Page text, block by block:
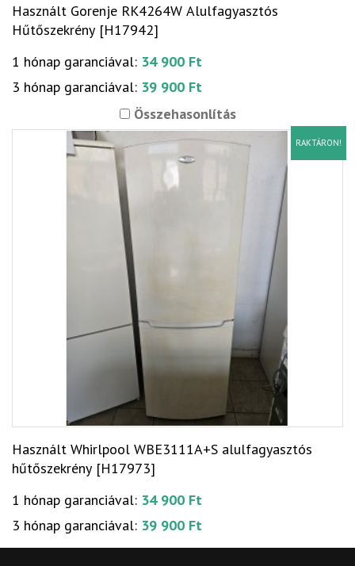
Használt Gorenje RK4264W Alulfagyasztós
Hűtőszekrény [H17942]
1 hónap garanciával: 34 900 Ft
3 hónap garanciával: 39 900 Ft
Összehasonlítás
RAKTÁRON!
Használt Whirlpool WBE3111A+S alulfagyasztós
hűtőszekrény [H17973]
1 hónap garanciával: 34 900 Ft
3 hónap garanciával: 39 900 Ft